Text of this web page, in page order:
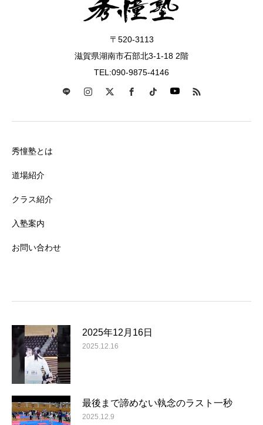
〒520-3113
滋賀県湖南市石部北3-1-18 2階
TEL:090-9875-4146
秀憧塾とは
道場紹介
クラス紹介
入塾案内
お問い合わせ
2025年12月16日
2025.12.16
最後まで諦めない執念のラスト一秒
2025.12.9